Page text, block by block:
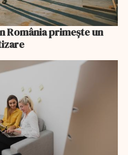
România primește un